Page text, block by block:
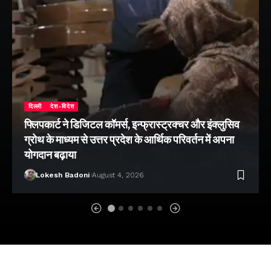
दिल्ली देश-विदेश
फ्लिपकार्ट ने डिजिटल कॉमर्स, इन्फ्रास्ट्रक्चर और इंक्लुसिव
ग्रोथ के माध्यम से उत्तर प्रदेश के आर्थिक परिवर्तन में अपना
योगदान बढ़ाया
Lokesh Badoni August 4, 2026